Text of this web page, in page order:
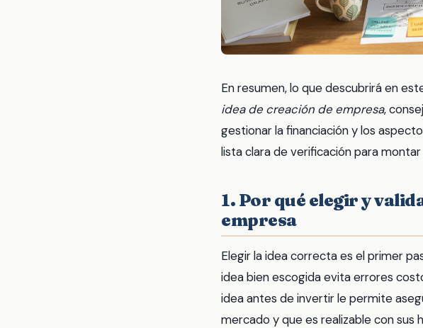
En resumen, lo que descubrirá en
idea de creación de empresa,
gestionar la financiación y los
lista clara de verificación para
1. Por qué elegir y
empresa
Elegir la idea correcta es el primer
idea bien escogida evita errores
idea antes de invertir le permite
mercado y que es realizable con sus